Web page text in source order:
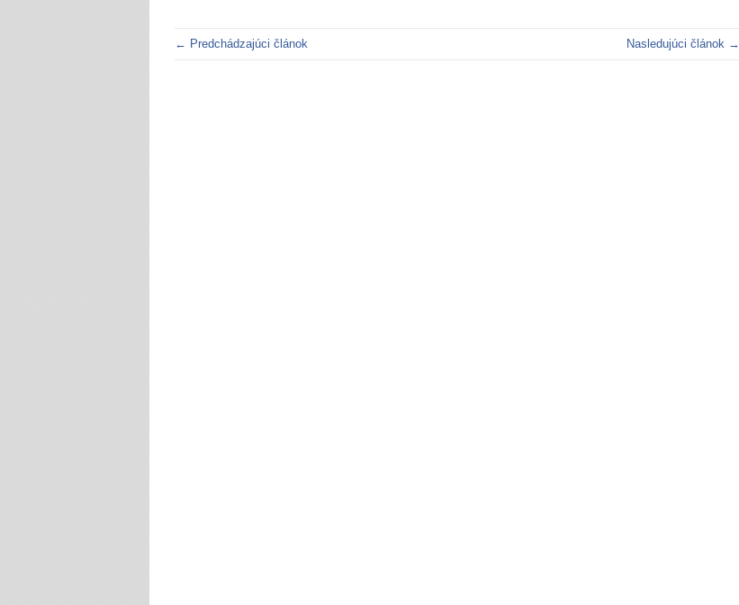
← Predchádzajúci článok Nasledujúci článok →